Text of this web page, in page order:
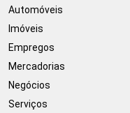
Automóveis
Imóveis
Empregos
Mercadorias
Negócios
Serviços